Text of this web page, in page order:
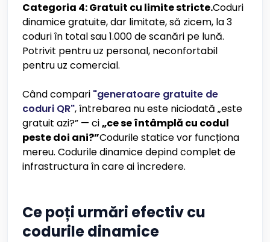
Categoria 4: Gratuit cu limite stricte.Coduri
dinamice gratuite, dar limitate, să zicem, la 3
coduri în total sau 1.000 de scanări pe lună.
Potrivit pentru uz personal, neconfortabil
pentru uz comercial.
Când compari "generatoare gratuite de
coduri QR", întrebarea nu este niciodată „este
gratuit azi?” — ci„ce se întâmplă cu codul
peste doi ani?”Codurile statice vor funcționa
mereu. Codurile dinamice depind complet de
infrastructura în care ai încredere.
Ce poți urmări efectiv cu
codurile dinamice